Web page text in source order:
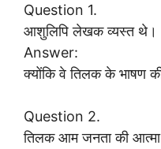
Question 1.
आशुलिपि लेखक व्यस्त थे।
Answer:
क्योंकि वे तिलक के भाषण
Question 2.
तिलक आम जनता की आत्मा